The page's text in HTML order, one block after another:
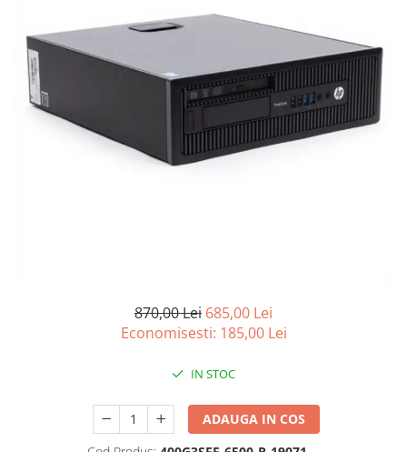
Docking stations
Genti Laptop
Incarcatoare laptop
Incarcatoare laptop refurbished
Standuri și Coolere Laptop
Calculatoare GAMING
Componente PC NOI
Hard Disk-uri Desktop
870,00 Lei 685,00 Lei
Economisesti: 185,00 Lei
IN STOC
ADAUGA IN COS